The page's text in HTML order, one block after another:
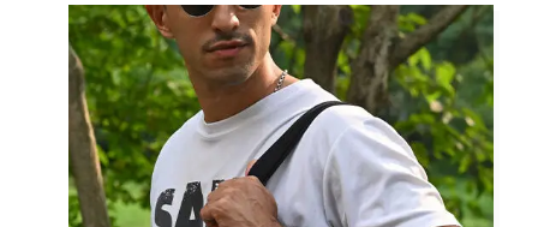
種
式。
可
產
品